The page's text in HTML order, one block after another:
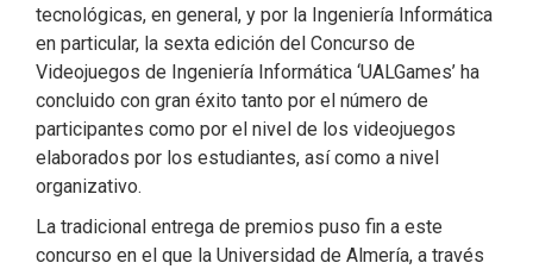
tecnológicas, en general, y por la Ingeniería Informática
en particular, la sexta edición del Concurso de
Videojuegos de Ingeniería Informática ‘UALGames’ ha
concluido con gran éxito tanto por el número de
participantes como por el nivel de los videojuegos
elaborados por los estudiantes, así como a nivel
organizativo.
La tradicional entrega de premios puso fin a este
concurso en el que la Universidad de Almería, a través